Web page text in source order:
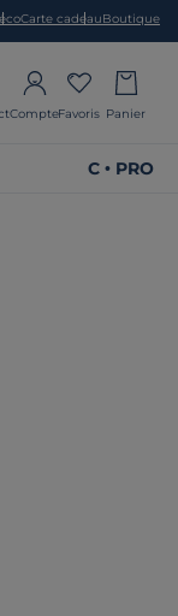
Carte cadeauBoutique
CompteFavoris Panier
C • PRO